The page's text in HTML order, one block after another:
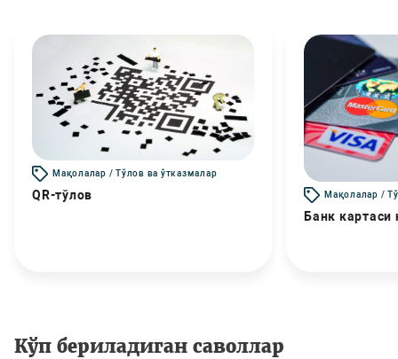
Мақолалар / Тўлов ва ўтказмалар
QR-тўлов Мақолалар /
Банк картаси
Кўп бериладиган саволлар